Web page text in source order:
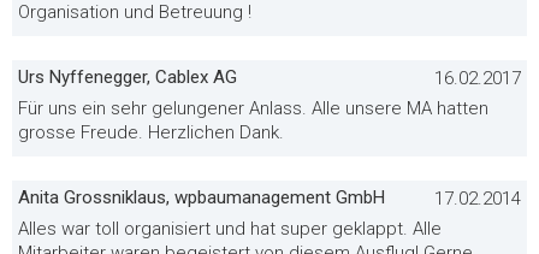
Organisation und Betreuung !
Urs Nyffenegger, Cablex AG
16.02.2017
Für uns ein sehr gelungener Anlass. Alle unsere MA hatten
grosse Freude. Herzlichen Dank.
Anita Grossniklaus, wpbaumanagement GmbH
17.02.2014
Alles war toll organisiert und hat super geklappt. Alle